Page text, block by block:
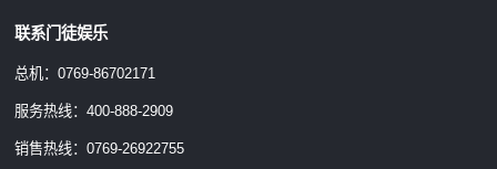
联系门徒娱乐
总机：0769-86702171
服务热线：400-888-2909
销售热线：0769-26922755